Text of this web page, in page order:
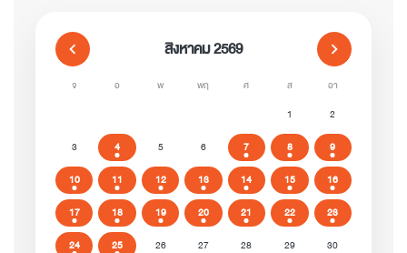
chevron_left สิงหาคม 2569 chevron_right
จ อ พ พฤ ศ ส อา
1
2
3
4 5 6 7 8
9
10
11 12 13 14 15
16
17
18 19 20 21 22
23
24
25 26 27 28 29 30